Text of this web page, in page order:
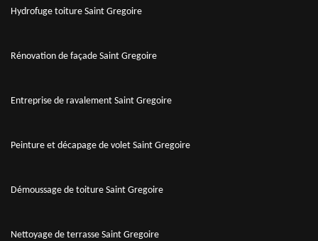
Hydrofuge toiture Saint Gregoire
Rénovation de façade Saint Gregoire
Entreprise de ravalement Saint Gregoire
Peinture et décapage de volet Saint Gregoire
Démoussage de toiture Saint Gregoire
Nettoyage de terrasse Saint Gregoire